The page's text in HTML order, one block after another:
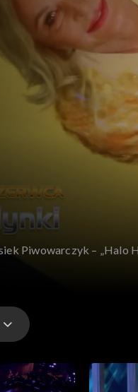
Piwowarczyk – „Halo